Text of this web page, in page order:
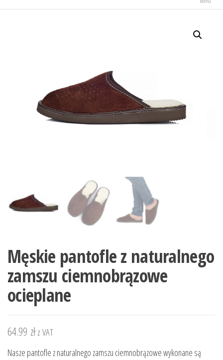
Męskie pantofle z naturalnego
zamszu ciemnobrązowe
ocieplane
64.99 złz VAT
Nasze pantofle z naturalnego zamszu ciemnobrązowe wykonane są